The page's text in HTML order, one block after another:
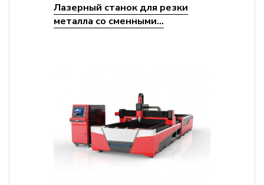
Лазерный станок для резки
металла со сменными...